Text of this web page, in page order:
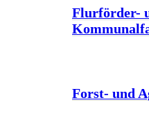
Flurförder-
Forst- und